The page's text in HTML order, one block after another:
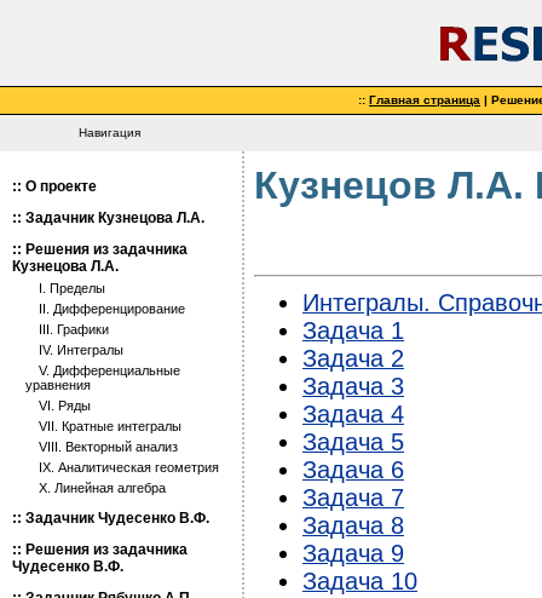
:: Главная страница |
Навигация
Кузнецов Л.А.
Интегралы.
Задача 1
Задача 2
Задача 3
Задача 4
Задача 5
Задача 6
Задача 7
Задача 8
Задача 9
Задача 10
:: О проекте
:: Задачник Кузнецова Л.А.
:: Решения из задачника
Кузнецова Л.А.
I. Пределы
II. Дифференцирование
III. Графики
IV. Интегралы
V. Дифференциальные
уравнения
VI. Ряды
VII. Кратные интегралы
VIII. Векторный анализ
IX. Аналитическая геометрия
X. Линейная алгебра
:: Задачник Чудесенко В.Ф.
:: Решения из задачника
Чудесенко В.Ф.